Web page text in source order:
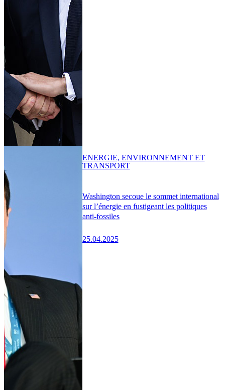
Washington secoue le sommet international
sur l’énergie en fustigeant les politiques
anti-fossiles
25.04.2025
ENERGIE, ENVIRONNEMENT ET
TRANSPORT